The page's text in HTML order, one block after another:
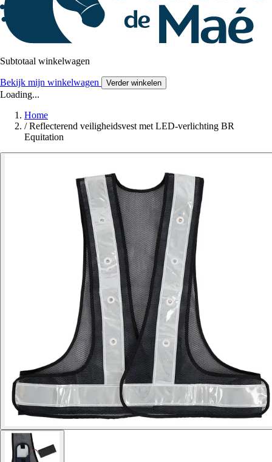
Subtotaal winkelwagen
Bekijk mijn winkelwagen Verder winkelen
Loading...
Home
/ Reflecterend veiligheidsvest met LED-verlichting BR
Equitation